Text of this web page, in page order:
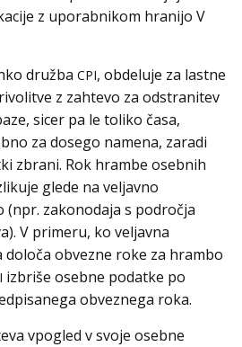
z uporabnikom hranijo V
družba CPI, obdeluje za lastne
z zahtevo za odstranitev
sicer pa le toliko časa,
za dosego namena, zaradi
zbrani. Rok hrambe osebnih
glede na veljavno
zakonodaja s področja
V primeru, ko veljavna
obvezne roke za hrambo
izbriše osebne podatke po
obveznega roka.
vpogled v svoje osebne